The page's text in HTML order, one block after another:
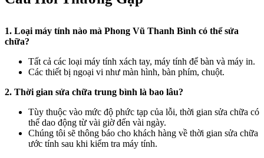
1. Loại máy tính nào mà Phong Vũ Thanh Bình có thể sửa
chữa?
Tất cả các loại máy tính xách tay, máy tính để bàn và máy in.
Các thiết bị ngoại vi như màn hình, bàn phím, chuột.
2. Thời gian sửa chữa trung bình là bao lâu?
Tùy thuộc vào mức độ phức tạp của lỗi, thời gian sửa chữa có
thể dao động từ vài giờ đến vài ngày.
Chúng tôi sẽ thông báo cho khách hàng về thời gian sửa chữa
ước tính sau khi kiểm tra máy tính.